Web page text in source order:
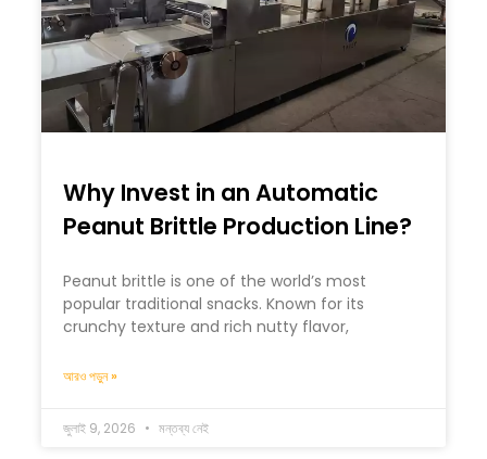
Why Invest in an Automatic
Peanut Brittle Production Line?
Peanut brittle is one of the world’s most
popular traditional snacks. Known for its
crunchy texture and rich nutty flavor,
আরও পড়ুন »
জুলাই 9, 2026 মন্তব্য নেই